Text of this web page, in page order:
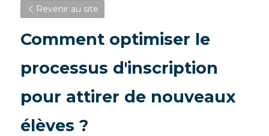
Revenir au site
Comment optimiser le
processus d'inscription
pour attirer de nouveaux
élèves ?